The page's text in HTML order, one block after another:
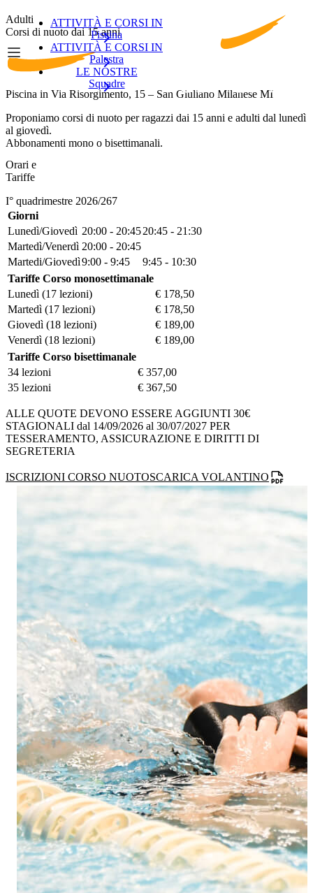
ATTIVITÀ E CORSI IN
Piscina
ATTIVITÀ E CORSI IN
Palestra
LE NOSTRE
Squadre
Adulti
Corsi di nuoto dai 15 anni
Piscina in Via Risorgimento, 15 – San Giuliano Milanese MI
Proponiamo corsi di nuoto per ragazzi dai 15 anni e adulti dal lunedì
al giovedì.
Abbonamenti mono o bisettimanali.
Orari e
Tariffe
I° quadrimestre 2026/267
Giorni
Lunedì/Giovedì 20:00 - 20:4520:45 - 21:30
Martedì/Venerdì 20:00 - 20:45
Martedi/Giovedì9:00 - 9:45
9:45 - 10:30
Tariffe Corso monosettimanale
Lunedì (17 lezioni)
€ 178,50
Martedì (17 lezioni)
€ 178,50
Giovedì (18 lezioni)
€ 189,00
Venerdì (18 lezioni)
€ 189,00
Tariffe Corso bisettimanale
34 lezioni
€ 357,00
35 lezioni
€ 367,50
ALLE QUOTE DEVONO ESSERE AGGIUNTI 30€
STAGIONALI dal 14/09/2026 al 30/07/2027 PER
TESSERAMENTO, ASSICURAZIONE E DIRITTI DI
SEGRETERIA
ISCRIZIONI CORSO NUOTOSCARICA VOLANTINO